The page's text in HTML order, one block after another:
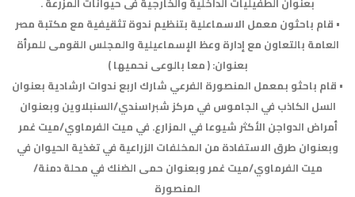
• قام باحثون معمل الاسماعلية بتنظيم ندوة تثقيفية مع مكتبة مصر
العامة بالتعاون مع إدارة وعظ الإسماعيلية والمجلس القومى للمرأة
بعنوان: ( معا بالوعى نحميها )
• قام باحثو بمعمل المنصورة الفرعي شارك اربع ندوات ارشادية بعنوان
السل الكاذب في الجاموس في مركز شبراسندي/السنبلاوين وبعنوان
أمراض الدواجن الأكثر شيوعا في المزارع. في ميت الفرماوي/ميت غمر
وبعنوان طرق الاستفادة من المخلفات الزراعية في تغذية الحيوان في
ميت الفرماوي/ميت غمر وبعنوان حمى الضنك في محلة دمنة/
المنصورة